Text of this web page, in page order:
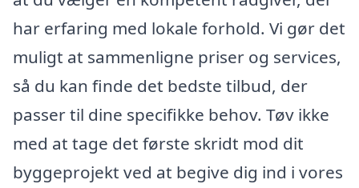
har erfaring med lokale forhold. Vi gør det
muligt at sammenligne priser og services,
så du kan finde det bedste tilbud, der
passer til dine specifikke behov. Tøv ikke
med at tage det første skridt mod dit
byggeprojekt ved at begive dig ind i vores